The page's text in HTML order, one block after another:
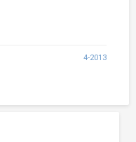
4-2013